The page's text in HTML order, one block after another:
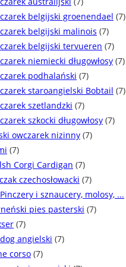
belgijski groenendael (7)
belgijski malinois (7)
belgijski tervueren (7)
niemiecki długowłosy (7)
podhalański (7)
staroangielski Bobtail (7)
szetlandzki (7)
szkocki długowłosy (7)
owczarek nizinny (7)
(7)
Corgi Cardigan (7)
czechosłowacki (7)
i sznaucery, molosy, ...
pies pasterski (7)
(7)
angielski (7)
corso (7)